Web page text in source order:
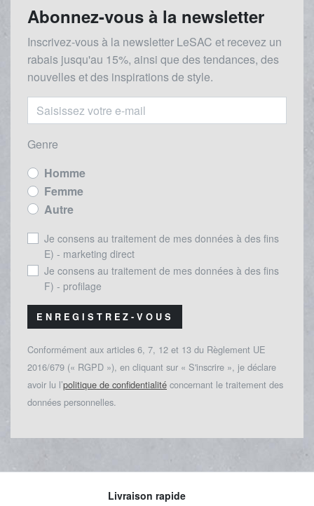
Abonnez-vous à la newsletter
Inscrivez-vous à la newsletter LeSAC et recevez un
rabais jusqu'au 15%, ainsi que des tendances, des
nouvelles et des inspirations de style.
Genre
Homme
Femme
Autre
Je consens au traitement de mes données à des fins
E) - marketing direct
Je consens au traitement de mes données à des fins
F) - profilage
ENREGISTREZ-VOUS
Conformément aux articles 6, 7, 12 et 13 du Règlement UE
2016/679 (« RGPD »), en cliquant sur « S'inscrire », je déclare
avoir lu l’politique de confidentialité concernant le traitement des
données personnelles.
Livraison rapide